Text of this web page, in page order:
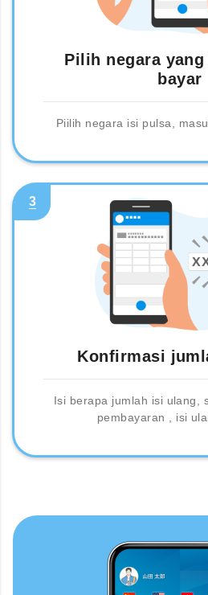
Pilih negara
bayar
Piilih negara isi pulsa,
3
Konfirmasi
Isi berapa jumlah isi ulang,
pembayaran , isi